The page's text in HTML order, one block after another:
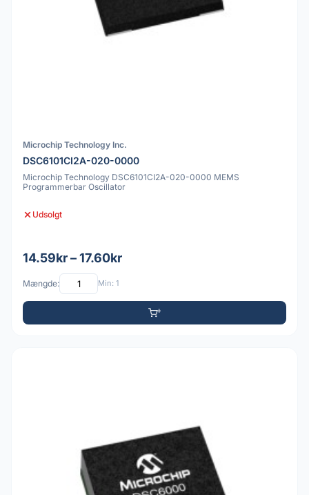
Microchip Technology Inc.
DSC6101CI2A-020-0000
Microchip Technology DSC6101CI2A-020-0000 MEMS
Programmerbar Oscillator
Udsolgt
14.59kr – 17.60kr
Mængde: Min: 1